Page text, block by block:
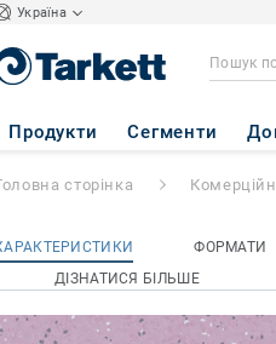
Україна
Продукти Сегменти
Primo Premium
сторінка
ФОРМАТИ
ДІЗНАТИСЯ БІЛЬШЕ